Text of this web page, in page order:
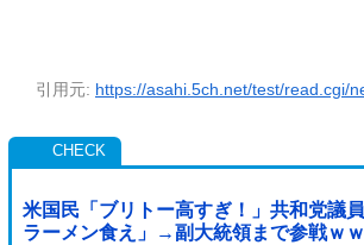
引用元: https://asahi.5ch.net/test/read.cgi/
米国民「ブリトー高すぎ！」共和党議
ラーメン食え」→副大統領まで参戦ｗ